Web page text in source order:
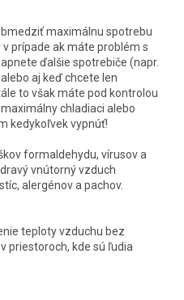
maximálnu spotrebu
prípade ak máte problém s
ďalšie spotrebiče (napr.
aj keď chcete len
to však máte pod kontrolou
chladiaci alebo
kedykoľvek vypnúť!
formaldehydu, vírusov a
vnútorný vzduch
alergénov a pachov.
teploty vzduchu bez
priestoroch, kde sú ľudia